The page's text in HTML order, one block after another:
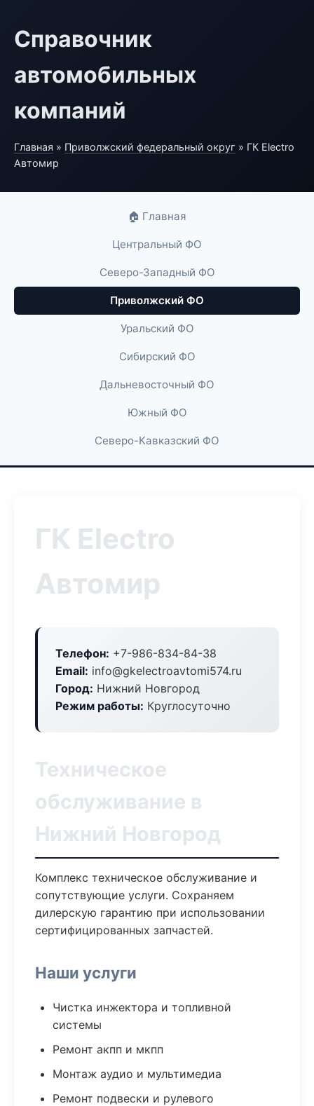
Справочник
автомобильных
компаний
Главная » Приволжский федеральный округ » ГК Electro
Автомир
🏠 Главная
Центральный ФО
Северо-Западный ФО
Приволжский ФО
Уральский ФО
Сибирский ФО
Дальневосточный ФО
Южный ФО
Северо-Кавказский ФО
ГК Electro
Автомир
Телефон: +7-986-834-84-38
Email: info@gkelectroavtomi574.ru
Город: Нижний Новгород
Режим работы: Круглосуточно
Техническое
обслуживание в
Нижний Новгород
Комплекс техническое обслуживание и
сопутствующие услуги. Сохраняем
дилерскую гарантию при использовании
сертифицированных запчастей.
Наши услуги
Чистка инжектора и топливной
системы
Ремонт акпп и мкпп
Монтаж аудио и мультимедиа
Ремонт подвески и рулевого